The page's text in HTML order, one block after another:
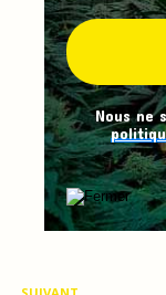
Nous ne